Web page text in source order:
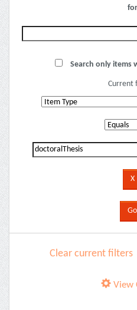
for
Search only items
Current
Clear current filters
View